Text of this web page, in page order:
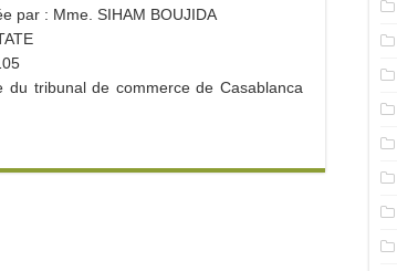
par : Mme. SIHAM BOUJIDA
tribunal de commerce de Casablanca